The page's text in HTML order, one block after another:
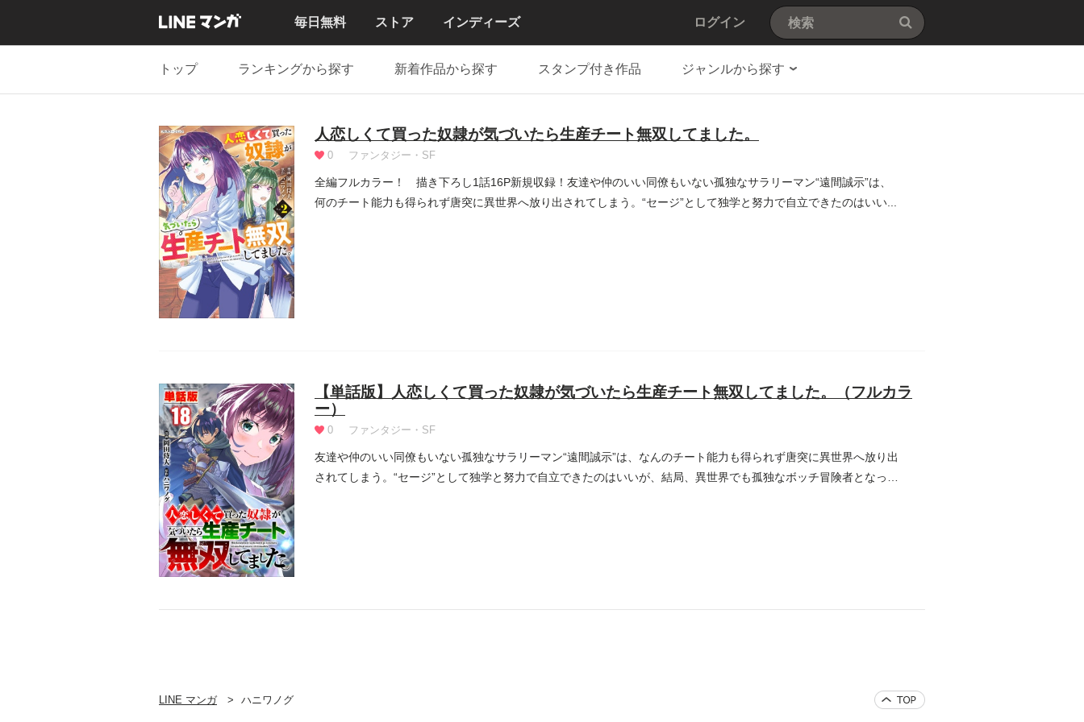
毎日無料 ストア インディーズ ログイン
トップ ランキングから探す 新着作品から探す スタンプ付き作品 ジャンルから探す
人恋しくて買った奴隷が気づいたら生産チート無双してました。
0 ファンタジー・SF
全編フルカラー！ 描き下ろし1話16P新規収録！友達や仲のいい同僚もいない孤独なサラリーマン“遠間誠示”は、
何のチート能力も得られず唐突に異世界へ放り出されてしまう。“セージ”として独学と努力で自立できたのはいい...
【単話版】人恋しくて買った奴隷が気づいたら生産チート無双してました。（フルカラ
ー）
0 ファンタジー・SF
友達や仲のいい同僚もいない孤独なサラリーマン“遠間誠示”は、なんのチート能力も得られず唐突に異世界へ放り出
されてしまう。“セージ”として独学と努力で自立できたのはいいが、結局、異世界でも孤独なボッチ冒険者となっ
LINE マンガ ハニワノグ